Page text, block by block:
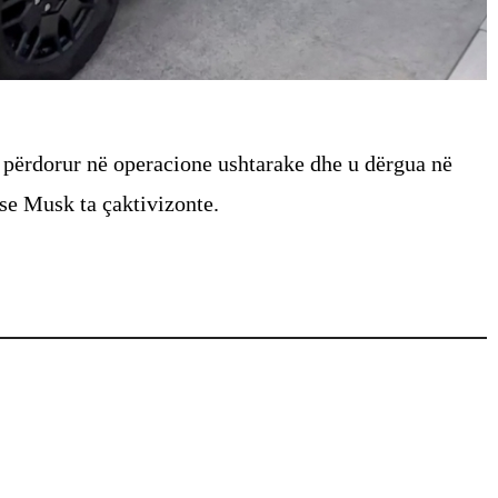
në operacione ushtarake dhe u dërgua në
Musk ta çaktivizonte.